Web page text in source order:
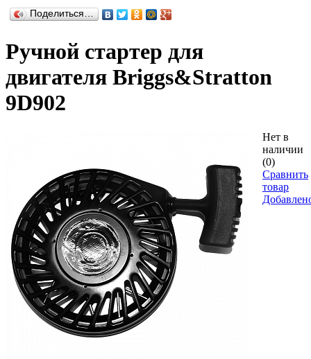
Поделиться…
Ручной стартер для
двигателя Briggs&Stratton
9D902
Нет в
наличии
(0)
Сравнить
товар